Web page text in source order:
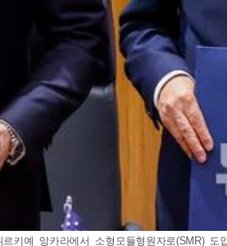
예 앙카라에서 소형모듈형원자로(SMR)